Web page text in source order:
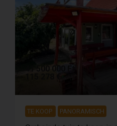
TE KOOP PANORAMISCH